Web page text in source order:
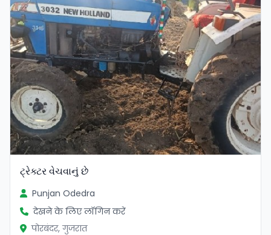
ટ્રેક્ટર વેચવાનું છે
Punjan Odedra
देखने के लिए लॉगिन करें
पोरबंदर, गुजरात